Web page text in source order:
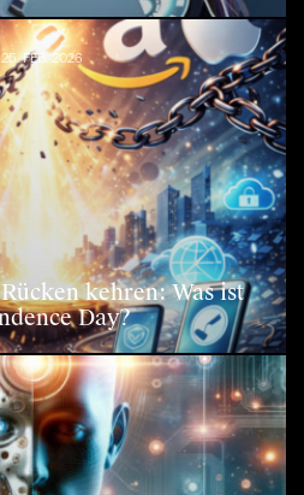
25. FEB. 2026
kehren: Was ist
Day?